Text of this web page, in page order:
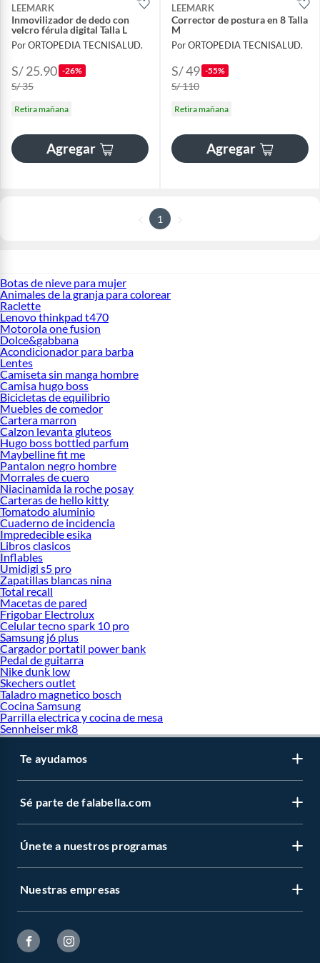
LEEMARK
Inmovilizador de dedo con
velcro férula digital Talla L
Por ORTOPEDIA TECNISALUD.
S/ 25.90 -26%
S/ 35
Retira mañana
Agregar
LEEMARK
Corrector de postura en 8 Talla
M
Por ORTOPEDIA TECNISALUD.
S/ 49 -55%
S/ 110
Retira mañana
Agregar
1
Botas de nieve para mujer
Animales de la granja para colorear
Raclette
Lenovo thinkpad t470
Motorola one fusion
Dolce&gabbana
Acondicionador para barba
Lentes
Camiseta sin manga hombre
Camisa hugo boss
Bicicletas de equilibrio
Muebles de comedor
Cartera marron
Calzon levanta gluteos
Hugo boss bottled parfum
Maybelline fit me
Pantalon negro hombre
Morrales de cuero
Niacinamida la roche posay
Carteras de hello kitty
Tomatodo aluminio
Cuaderno de incidencia
Impredecible esika
Libros clasicos
Inflables
Umidigi s5 pro
Zapatillas blancas nina
Total recall
Macetas de pared
Frigobar Electrolux
Celular tecno spark 10 pro
Samsung j6 plus
Cargador portatil power bank
Pedal de guitarra
Nike dunk low
Skechers outlet
Taladro magnetico bosch
Cocina Samsung
Parrilla electrica y cocina de mesa
Sennheiser mk8
Te ayudamos
Sé parte de falabella.com
Únete a nuestros programas
Nuestras empresas